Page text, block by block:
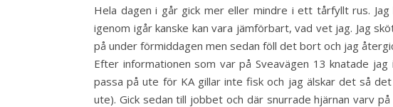
Hela dagen i går gick mer eller mindre i ett tårfyllt rus.
igenom igår kanske kan vara jämförbart, vad vet jag. Jag
på under förmiddagen men sedan föll det bort och jag
Efter informationen som var på Sveavägen 13 knatade
passa på ute för KA gillar inte fisk och jag älskar det så
ute). Gick sedan till jobbet och där snurrade hjärnan varv